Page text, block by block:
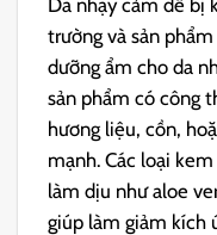
trường và sản
dưỡng ẩm cho da
sản phẩm có công
hương liệu, cồn,
mạnh. Các loại
làm dịu như aloe
giúp làm giảm kích